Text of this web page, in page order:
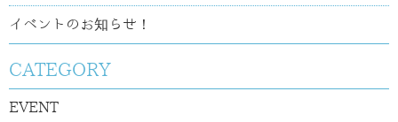
イベントのお知らせ！
CATEGORY
EVENT